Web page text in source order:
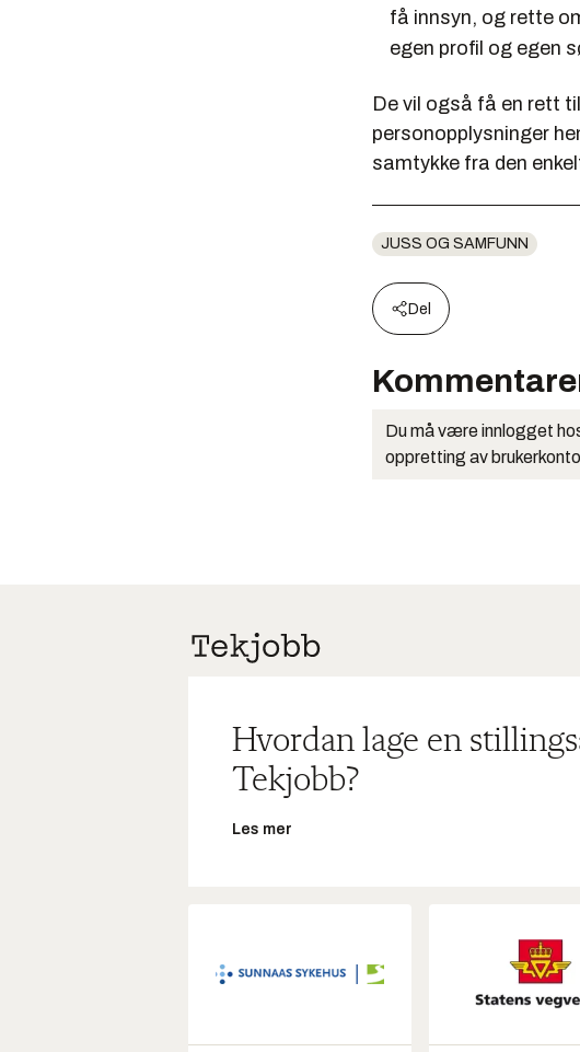
få innsyn, og rette
egen profil og egen
De vil også få en rett
personopplysninger
samtykke fra den
JUSS OG SAMFUNN
Del
Du må være innlogget
oppretting av
Hvordan lage en
Tekjobb?
Les mer